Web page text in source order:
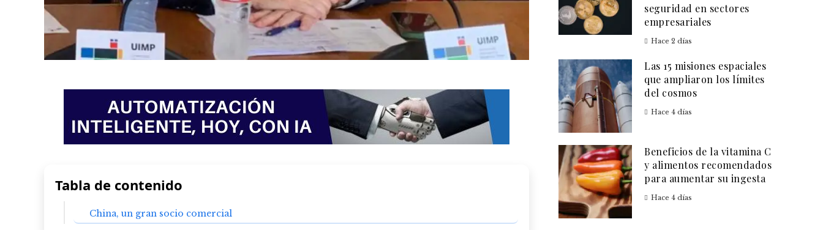
Tabla de contenido
China, un gran socio comercial
seguridad en sectores
empresariales
Hace 2 días
Las 15 misiones espaciales
que ampliaron los límites
del cosmos
Hace 4 días
Beneficios de la vitamina C
y alimentos recomendados
para aumentar su ingesta
Hace 4 días